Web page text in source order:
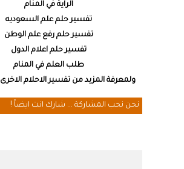
الراية في المنام
تفسير حلم علم السعوديه
تفسير حلم رفع علم الوطن
تفسير حلم اعلام الدول
طلب العلم في المنام
ولمعرفة المزيد من تفسير الاحلام الاخرى
نحن نحب المشاركة ... شارك انت ايضاً !